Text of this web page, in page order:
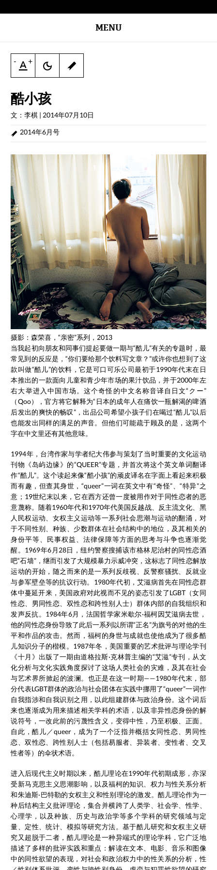
MENU
- +
酷小孩
文：李棋 | 2014年07月10日
2014年6月号
摄影：森荣喜，“亲密”系列，2013
当我起初向朋友和同事们提起要做一期与“酷儿”有关的专题时，最
常见到的反应是，“你们要给那个饮料写文章？”或许你也想到了这
款叫做“酷儿”的饮料，它是可口可乐公司最初于1990年代末在日
本推出的一款面向儿童和青少年市场的果汁饮品，并于2000年左
右大举进入中国市场。这个奇怪的中文名称音译自日文“クー”
（Qoo），官方将它解释为“日本的成年人在痛饮一瓶解渴的啤酒
后发出的爽快的畅叹”，出品公司希望小孩子们在喝过“酷儿”以后
也能发出同样的满足的声音。但他们可能疏于顾及的是，这两个
字在中文里还有其他意味。
1994年，台湾作家与学者纪大伟参与策划了当时重要的文化运动
刊物《岛屿边缘》的“QUEER”专题，并首次将这个英文单词翻译
作“酷儿”。这个读起来像“酷小孩”的顽皮译名在字面上看起来积极
而有趣，但查其身世，“queer”一词在英文中有“奇怪”、“特异”之
意；19世纪末以来，它在西方还曾一度被用作对于同性恋者的恶
意蔑称。随着1960年代和1970年代美国反越战、反主流文化、黑
人民权运动、女权主义运动等一系列社会思潮与运动的翻涌，对
于不同性别、种族、少数群体在社会结构中的地位，及其相关的
身份平等、民事权益、法律保障等方面的思考与斗争也逐渐觉
醒。1969年6月28日，纽约警察搜捕该市格林尼治村的同性恋酒
吧“石墙”，继而引发了大规模暴力示威冲突，这标志了同性恋解放
运动的开始，随之而来的是一系列反歧视、反警察骚扰、反就业
与参军壁垒等的抗议行动。1980年代初，艾滋病首先在同性恋群
体中蔓延开来，美国政府对此视而不见的姿态引发了LGBT（女同
性恋、男同性恋、双性恋和跨性别人士）群体内部的自我组织和
发声反抗。1984年6月，法国哲学家米歇尔·福柯因艾滋病去世，
他的同性恋身份导致了此后一系列以所谓“正名”为旗号的对他的生
平和作品的攻击。然而，福柯的身世与成就也使他成为了很多酷
儿知识分子的楷模。1987年冬，美国重要的艺术批评与理论学刊
《十月》出版了一期由道格拉斯·克林普主编的“艾滋”专刊，从文
化分析与文化实践角度探讨了这场人类社会的灾难，及其在社会
与艺术界所掀起的波澜。也正是在这一时期——1980年代末，部
分代表LGBT群体的政治与社会团体在实践中挪用了“queer”一词作
自我指涉和自我识别之用，以此组建群体与政治身份。这个词后
来也逐渐成为用来描述相关学科的术语，以及非异性恋身份的解
说符号，一改此前的污蔑性含义，变得中性，乃至积极、正面。
自此，酷儿／queer，成为了一个泛指并概括女同性恋、男同性
恋、双性恋、跨性别人士（包括易服者、异装者、变性者、交叉
性者等）的伞状术语。
进入后现代主义时期以来，酷儿理论在1990年代初期成形，亦深
受新马克思主义思潮影响，以及福柯的知识、权力与性关系分析
和朱迪斯·巴特勒的女权主义和性别理论的激发。酷儿理论作为一
种后结构主义批评理论，集合并横跨了人类学、社会学、性学、
心理学，以及种族、历史与政治学等多个学科的研究领域与定
量、定性、统计、模拟等研究方法。基于酷儿研究和女权主义研
究又超脱于二者，酷儿理论是一种异端式的理论学科，它广泛地
描述了多样的批评实践和重点：解读在文本、电影、音乐和图像
中的同性欲望的表现，对社会和政治权力中的性关系的分析，性